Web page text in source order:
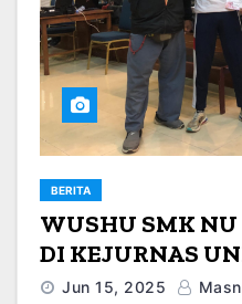
BERITA
WUSHU SMK
DI KEJURNAS
Jun 15, 2025